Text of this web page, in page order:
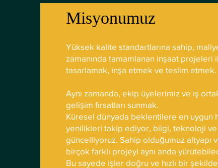
Misyonumuz
Yüksek kalite standartlarına sahip,
zamanında tamamlanan inşaat
tasarlamak, inşa etmek ve teslim etmek.
Aynı zamanda, ekip üyelerimiz ve iş
gelişim fırsatları sunmak.
Küresel dünyada beklentilere en uygun
yenilikleri takip ediyor, bilgi, teknoloji
güncelliyoruz. Sahip olduğumuz altyapı
birçok farklı projeyi aynı anda
Bu sayede işler doğru ve hızlı bir